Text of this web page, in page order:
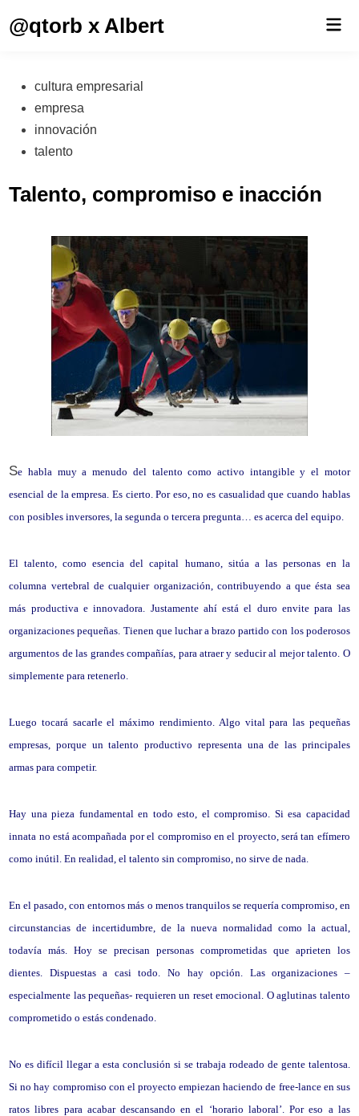
@qtorb x Albert
Publicado
en
cultura empresarial
empresa
innovación
talento
Talento, compromiso e inacción
Se habla muy a menudo del talento como activo intangible y el motor
esencial de la empresa. Es cierto. Por eso, no es casualidad que cuando hablas
con posibles inversores, la segunda o tercera pregunta… es acerca del equipo.
El talento, como esencia del capital humano, sitúa a las personas en la
columna vertebral de cualquier organización, contribuyendo a que ésta sea
más productiva e innovadora. Justamente ahí está el duro envite para las
organizaciones pequeñas. Tienen que luchar a brazo partido con los poderosos
argumentos de las grandes compañías, para atraer y seducir al mejor talento. O
simplemente para retenerlo.
Luego tocará sacarle el máximo rendimiento. Algo vital para las pequeñas
empresas, porque un talento productivo representa una de las principales
armas para competir.
Hay una pieza fundamental en todo esto, el compromiso. Si esa capacidad
innata no está acompañada por el compromiso en el proyecto, será tan efímero
como inútil. En realidad, el talento sin compromiso, no sirve de nada.
En el pasado, con entornos más o menos tranquilos se requería compromiso, en
circunstancias de incertidumbre, de la nueva normalidad como la actual,
todavía más. Hoy se precisan personas comprometidas que aprieten los
dientes. Dispuestas a casi todo. No hay opción. Las organizaciones –
especialmente las pequeñas- requieren un reset emocional. O aglutinas talento
comprometido o estás condenado.
No es difícil llegar a esta conclusión si se trabaja rodeado de gente talentosa.
Si no hay compromiso con el proyecto empiezan haciendo de free-lance en sus
ratos libres para acabar descansando en el ‘horario laboral’. Por eso a las